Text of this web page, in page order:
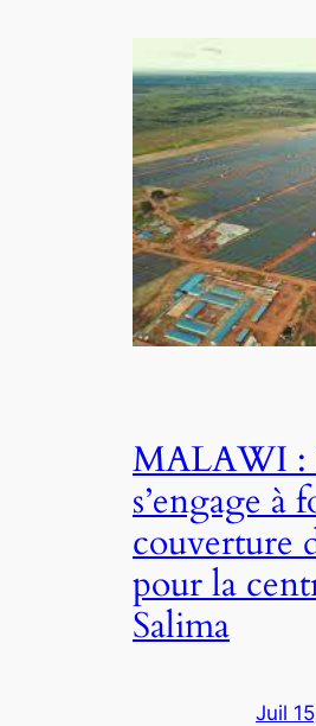
MALAWI :
s’engage à
couverture
pour la
Salima
Juil